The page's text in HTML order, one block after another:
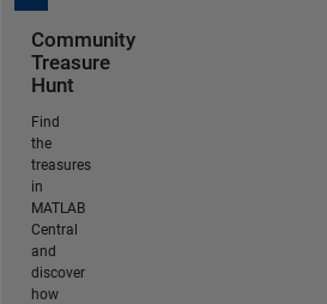
Community
Treasure
Hunt
Find
the
treasures
in
MATLAB
Central
and
discover
how